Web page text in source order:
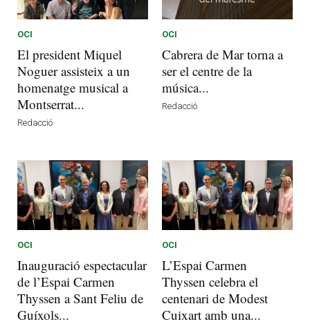
OCI
El president Miquel
Noguer assisteix a un
homenatge musical a
Montserrat...
Redacció
OCI
Cabrera de Mar torna a
ser el centre de la
música...
Redacció
OCI
Inauguració espectacular
de l’Espai Carmen
Thyssen a Sant Feliu de
Guíxols...
OCI
L’Espai Carmen
Thyssen celebra el
centenari de Modest
Cuixart amb una...